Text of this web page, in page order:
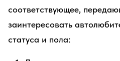
соответствующее,
заинтересовать
статуса и пола: